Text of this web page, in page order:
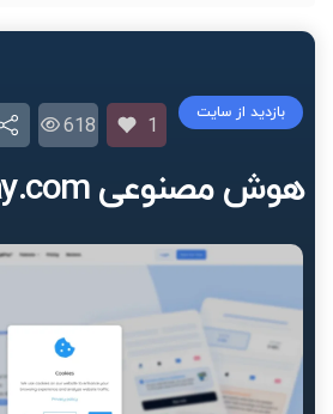
هوش مصنوعی plugandpay.com
بازدید از سایت
1
618